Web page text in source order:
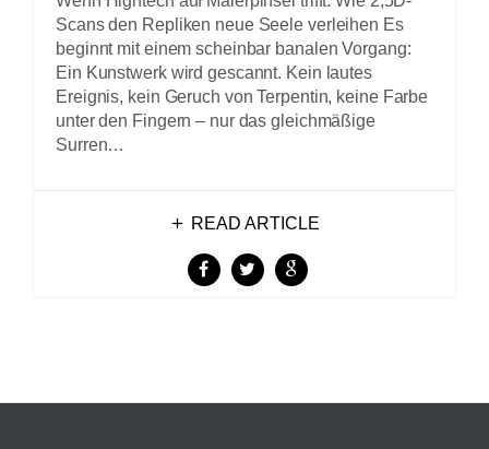
Scans den Repliken neue Seele verleihen Es
beginnt mit einem scheinbar banalen Vorgang:
Ein Kunstwerk wird gescannt. Kein lautes
Ereignis, kein Geruch von Terpentin, keine Farbe
unter den Fingern – nur das gleichmäßige
Surren…
READ ARTICLE